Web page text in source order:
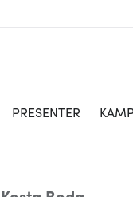
PRESENTER